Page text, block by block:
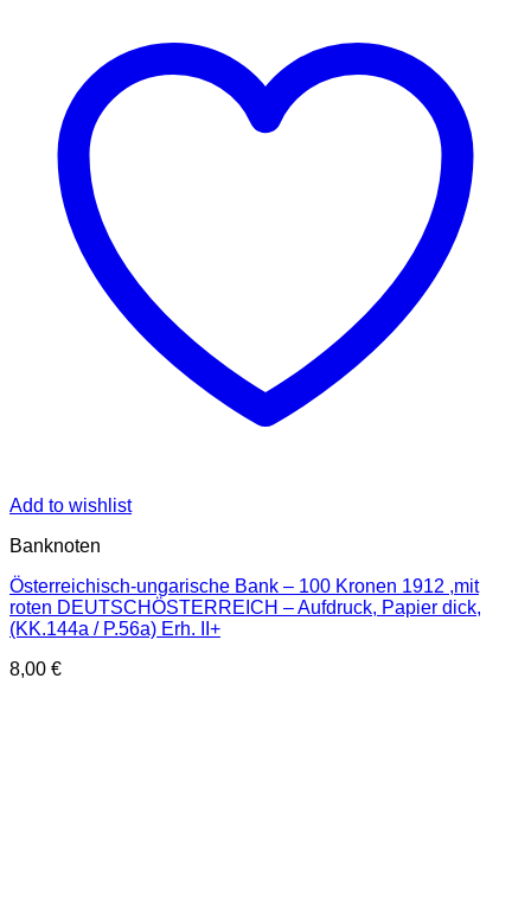
Add to wishlist
Banknoten
Österreichisch-ungarische Bank – 100 Kronen 1912 ,mit
roten DEUTSCHÖSTERREICH – Aufdruck, Papier dick,
(KK.144a / P.56a) Erh. II+
8,00 €